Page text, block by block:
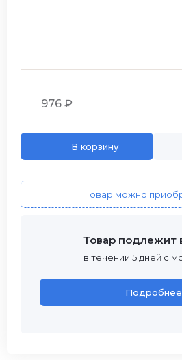
976 ₽
В корзину
Товар можно
Товар подлежит
в течении 5 дней с
Подробнее